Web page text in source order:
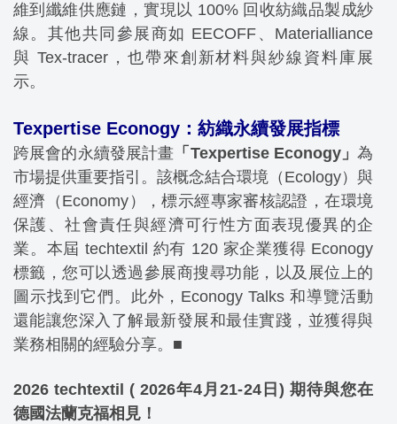
維到纖維供應鏈，實現以 100% 回收紡織品製成紗
線。其他共同參展商如 EECOFF、Materialliance
與 Tex-tracer，也帶來創新材料與紗線資料庫展
示。
Texpertise Econogy：紡織永續發展指標
跨展會的永續發展計畫 「Texpertise Econogy」為
市場提供重要指引。該概念結合環境（Ecology）與
經濟（Economy），標示經專家審核認證，在環境
保護、社會責任與經濟可行性方面表現優異的企
業。本屆 techtextil 約有 120 家企業獲得 Econogy
標籤，您可以透過參展商搜尋功能，以及展位上的
圖示找到它們。此外，Econogy Talks 和導覽活動
還能讓您深入了解最新發展和最佳實踐，並獲得與
業務相關的經驗分享。 ■
2026 techtextil ( 2026年4月21-24日) 期待與您在
德國法蘭克福相見！